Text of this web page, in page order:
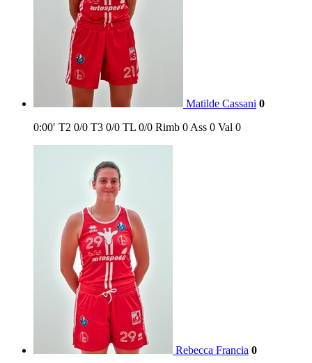
Matilde Cassani 0
0:00′ T2 0/0 T3 0/0 TL 0/0 Rimb 0 Ass 0 Val 0
Rebecca Francia 0